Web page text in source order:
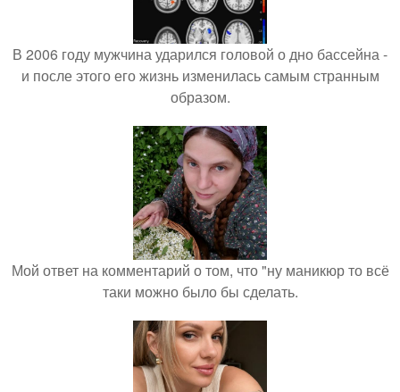
В 2006 году мужчина ударился головой о дно бассейна -
и после этого его жизнь изменилась самым странным
образом.
Мой ответ на комментарий о том, что "ну маникюр то всё
таки можно было бы сделать.